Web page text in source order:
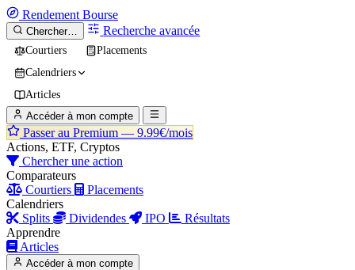
Rendement Bourse
Chercher… Recherche avancée
Courtiers
Placements
Calendriers
Articles
Accéder à mon compte
Passer au Premium — 9.99€/mois
Actions, ETF, Cryptos
Chercher une action
Comparateurs
Courtiers
Placements
Calendriers
Splits
Dividendes IPO
Résultats
Apprendre
Articles
Accéder à mon compte